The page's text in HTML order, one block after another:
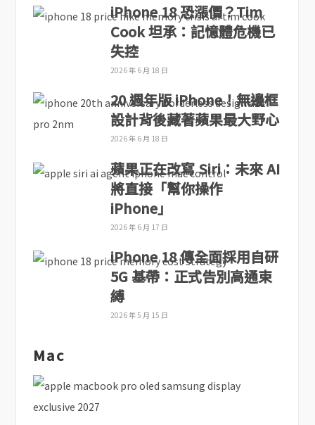
iPhone 18 恐漲價？Tim
Cook 坦承：記憶體危機已
失控
2026 年 6 月 18 日
20 週年版 iPhone！無邊框
設計背後藏著蘋果最大野心
2026 年 6 月 18 日
蘋果正在改寫 Siri：未來 AI
將直接「幫你操作
iPhone」
2026 年 6 月 17 日
iPhone 18 傳全面採用自研
5G 基帶：正式告別高通束
縛
2026 年 5 月 15 日
Mac